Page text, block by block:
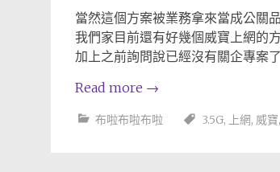
當然這個方案被業務拿來當成公關
我們家目前還有好幾個威寶上網的
加上之前詢問說已經沒有關企專案了
Read more →
布啦布啦布啦 3.5G, 上網, 威寶,